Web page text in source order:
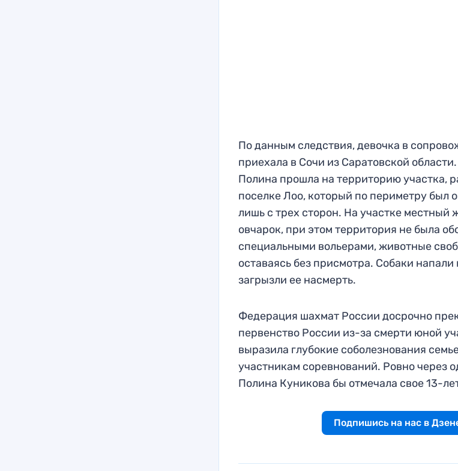
По данным следствия, девочка в
приехала в Сочи из Саратовской
Полина прошла на территорию участка,
поселке Лоо, который по периметру был
лишь с трех сторон. На участке местный
овчарок, при этом территория не была
специальными вольерами, животные
оставаясь без присмотра. Собаки напали
загрызли ее насмерть.
Федерация шахмат России досрочно
первенство России из-за смерти юной
выразила глубокие соболезнования
участникам соревнований. Ровно через
Полина Куникова бы отмечала свое 13-
Подпишись на нас в